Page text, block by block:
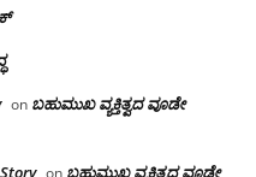
on ಬಹುಮುಖ ವ್ಯಕ್ತಿತ್ವದ ವೂಡೇ
ಬಹುಮುಖ ವ್ಯಕ್ತಿತ್ವದ ವೂಡೇ